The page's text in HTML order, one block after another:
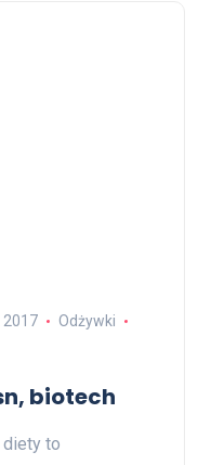
2017
Odżywki
biotech
diety to